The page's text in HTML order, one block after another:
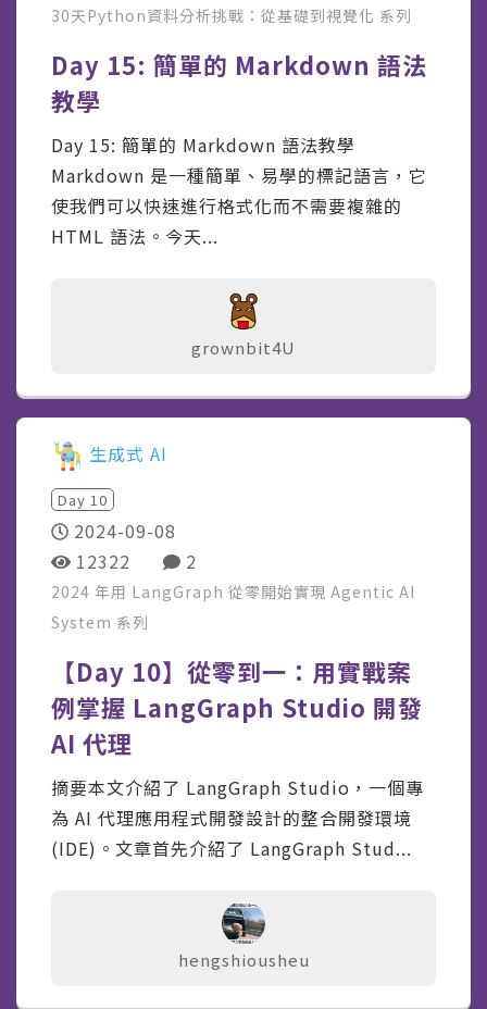
30天Python資料分析挑戰：從基礎到視覺化 系列
Day 15: 簡單的 Markdown 語法
教學
Day 15: 簡單的 Markdown 語法教學
Markdown 是一種簡單、易學的標記語言，它
使我們可以快速進行格式化而不需要複雜的
HTML 語法。今天...
grownbit4U
生成式 AI
Day 10
2024-09-08
12322
2
2024 年用 LangGraph 從零開始實現 Agentic AI
System 系列
【Day 10】從零到一：用實戰案
例掌握 LangGraph Studio 開發
AI 代理
摘要本文介紹了 LangGraph Studio，一個專
為 AI 代理應用程式開發設計的整合開發環境
(IDE)。文章首先介紹了 LangGraph Stud...
hengshiousheu